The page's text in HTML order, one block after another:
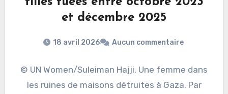
et décembre 2025
18 avril 2026 Aucun commentaire
© UN Women/Suleiman Hajji. Une femme dans
les ruines de maisons détruites à Gaza. Par